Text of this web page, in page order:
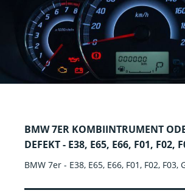
BMW 7ER KOMBIINTRUMENT
DEFEKT - E38, E65, E66, F01, F02,
BMW 7er - E38, E65, E66, F01, F02, F03,